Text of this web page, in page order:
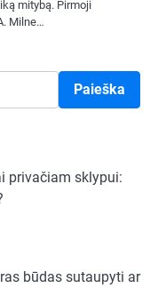
mitybą. Pirmoji
Milne…
Paieška
privačiam sklypui:
būdas sutaupyti ar